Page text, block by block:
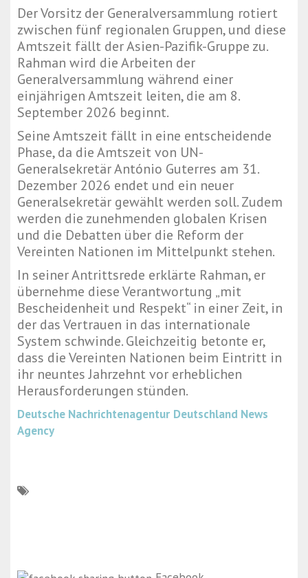
Der Vorsitz der Generalversammlung rotiert
zwischen fünf regionalen Gruppen, und diese
Amtszeit fällt der Asien-Pazifik-Gruppe zu.
Rahman wird die Arbeiten der
Generalversammlung während einer
einjährigen Amtszeit leiten, die am 8.
September 2026 beginnt.
Seine Amtszeit fällt in eine entscheidende
Phase, da die Amtszeit von UN-
Generalsekretär António Guterres am 31.
Dezember 2026 endet und ein neuer
Generalsekretär gewählt werden soll. Zudem
werden die zunehmenden globalen Krisen
und die Debatten über die Reform der
Vereinten Nationen im Mittelpunkt stehen.
In seiner Antrittsrede erklärte Rahman, er
übernehme diese Verantwortung „mit
Bescheidenheit und Respekt“ in einer Zeit, in
der das Vertrauen in das internationale
System schwinde. Gleichzeitig betonte er,
dass die Vereinten Nationen beim Eintritt in
ihr neuntes Jahrzehnt vor erheblichen
Herausforderungen stünden.
Deutsche Nachrichtenagentur Deutschland News
Agency